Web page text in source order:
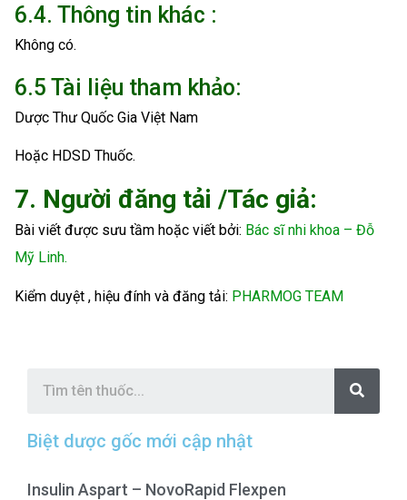
6.4. Thông tin khác :
Không có.
6.5 Tài liệu tham khảo:
Dược Thư Quốc Gia Việt Nam
Hoặc HDSD Thuốc.
7. Người đăng tải /Tác giả:
Bài viết được sưu tầm hoặc viết bởi: Bác sĩ nhi khoa – Đỗ
Mỹ Linh.
Kiểm duyệt , hiệu đính và đăng tải: PHARMOG TEAM
S
a
r
Biệt dược gốc mới cập nhật
Insulin Aspart – NovoRapid Flexpen